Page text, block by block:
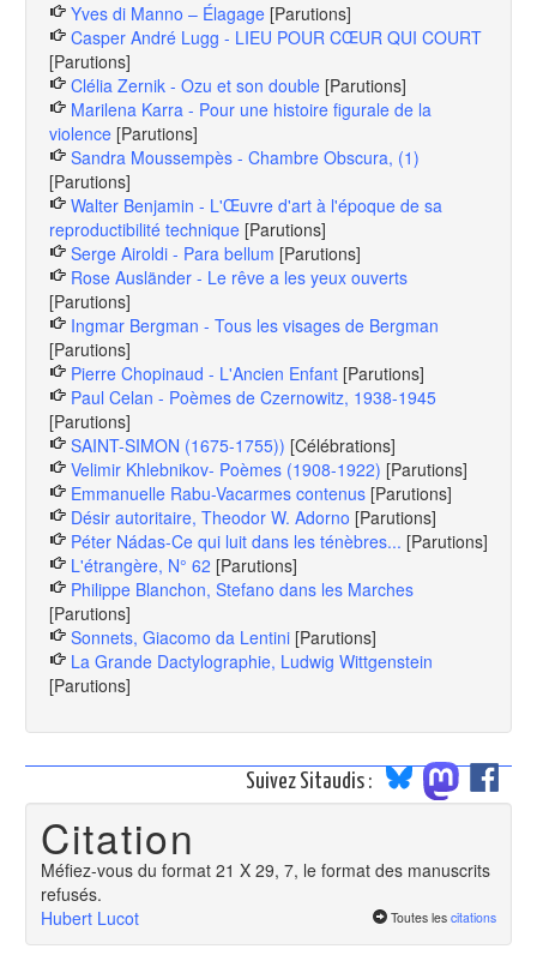
Yves di Manno – Élagage [Parutions]
Casper André Lugg - LIEU POUR CŒUR QUI COURT
[Parutions]
Clélia Zernik - Ozu et son double [Parutions]
Marilena Karra - Pour une histoire figurale de la
violence [Parutions]
Sandra Moussempès - Chambre Obscura, (1)
[Parutions]
Walter Benjamin - L'Œuvre d'art à l'époque de sa
reproductibilité technique [Parutions]
Serge Airoldi - Para bellum [Parutions]
Rose Ausländer - Le rêve a les yeux ouverts
[Parutions]
Ingmar Bergman - Tous les visages de Bergman
[Parutions]
Pierre Chopinaud - L'Ancien Enfant [Parutions]
Paul Celan - Poèmes de Czernowitz, 1938-1945
[Parutions]
SAINT-SIMON (1675-1755)) [Célébrations]
Velimir Khlebnikov- Poèmes (1908-1922) [Parutions]
Emmanuelle Rabu-Vacarmes contenus [Parutions]
Désir autoritaire, Theodor W. Adorno [Parutions]
Péter Nádas-Ce qui luit dans les ténèbres... [Parutions]
L'étrangère, N° 62 [Parutions]
Philippe Blanchon, Stefano dans les Marches
[Parutions]
Sonnets, Giacomo da Lentini [Parutions]
La Grande Dactylographie, Ludwig Wittgenstein
[Parutions]
Suivez Sitaudis :
Citation
Méfiez-vous du format 21 X 29, 7, le format des manuscrits
refusés.
Hubert Lucot
Toutes les citations